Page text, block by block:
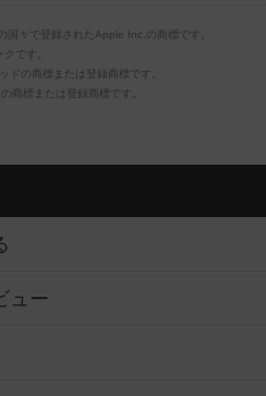
々で登録されたApple Inc.の商標です。
です。
ドの商標または登録商標です。
商標または登録商標です。
ュー